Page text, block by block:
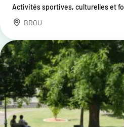
Activités sportives, culturelles et
BROU